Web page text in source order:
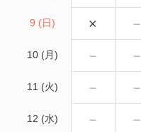
9 (日) × －
10 (月) － －
11 (火) － －
12 (水) － －